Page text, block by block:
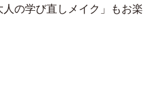
の学び直しメイク」もお楽